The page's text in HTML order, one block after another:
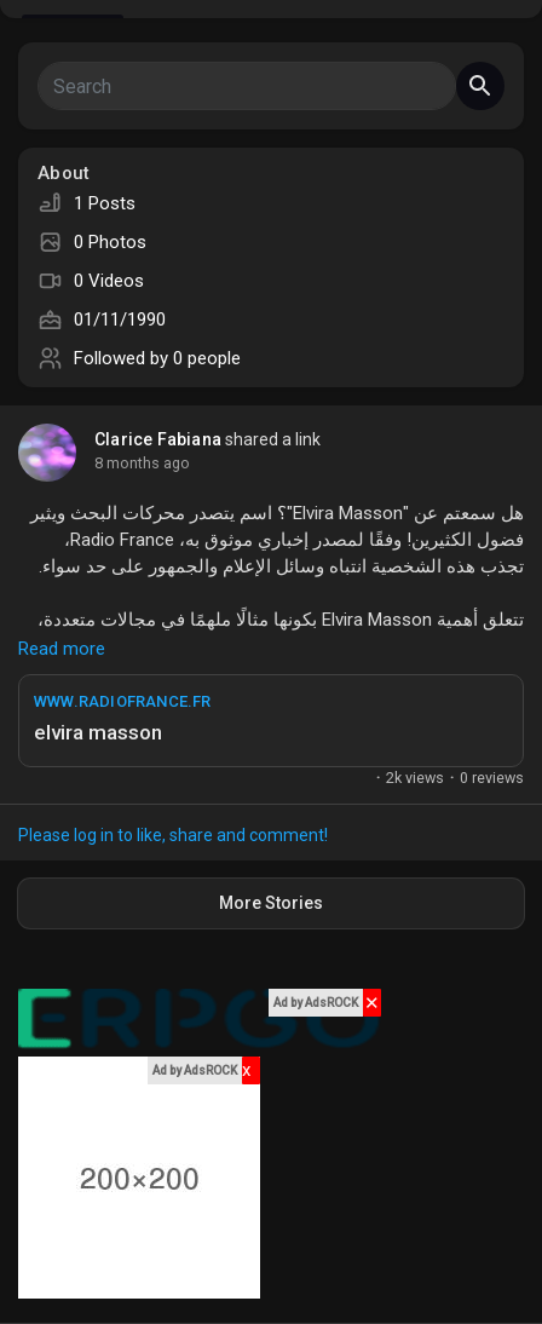
My Groups
Discover Pages
Liked Pages
Discover Posts
Funding
My Funding
Offers
Courses
Forums
About
1 Posts
0 Photos
0 Videos
01/11/1990
Followed by 0 people
Clarice Fabiana shared a link
8 months ago
هل سمعتم عن "Elvira Masson"؟ اسم يتصدر محركات البحث ويثير
فضول الكثيرين! وفقًا لمصدر إخباري موثوق به، Radio France،
تجذب هذه الشخصية انتباه وسائل الإعلام والجمهور على حد سواء.
تتعلق أهمية Elvira Masson بكونها مثالًا ملهمًا في مجالات متعددة،
حيث تبرز إنجازاتها في مجالات الفن والثقافة، مما يجعلها محط
اهتمام واسع. يتزايد حجم البحث عنها بشكل كبير، حيث يتجاوز عدد
#ElviraMasson #أخبار_رائجة #RadioFrance #ثقافة #فن
Read more
WWW.RADIOFRANCE.FR
elvira masson
· 2k views · 0 reviews
Please log in to like, share and comment!
More Stories
Ad by AdsROCK ✕
Ad by AdsROCK x